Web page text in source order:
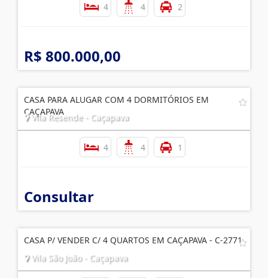
4 4 2
R$ 800.000,00
CASA PARA ALUGAR COM 4 DORMITÓRIOS EM
CAÇAPAVA
Vila Resende - Caçapava
4 4 1
Consultar
CASA P/ VENDER C/ 4 QUARTOS EM CAÇAPAVA - C-2771
Vila São João - Caçapava